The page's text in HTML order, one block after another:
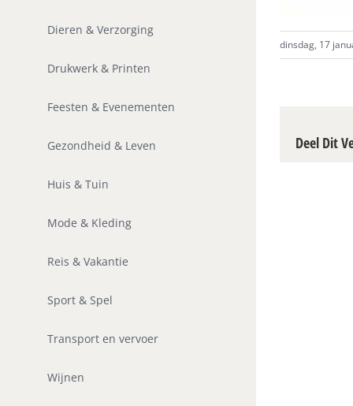
Dieren & Verzorging
Drukwerk & Printen
Feesten & Evenementen
Gezondheid & Leven
Huis & Tuin
Mode & Kleding
Reis & Vakantie
Sport & Spel
Transport en vervoer
Wijnen
dinsdag, 17
Deel Dit